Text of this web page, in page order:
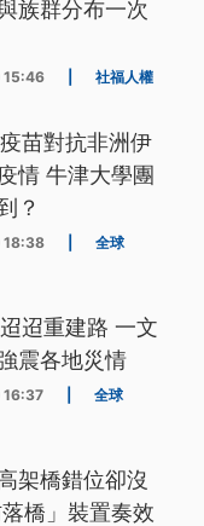
族群分布一次
社福人權
苗對抗非洲伊
情 牛津大學團
？
全球
迢重建路 一文
震各地災情
全球
架橋錯位卻沒
橋」裝置奏效